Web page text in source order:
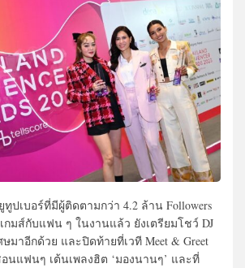
ยูทูปเบอร์ที่มีผู้ติดตามกว่า 4.2 ล้าน Followers
กมส์กับแฟน ๆ ในงานแล้ว ยังเตรียมโชว์ DJ
มาอีกด้วย และปิดท้ายที่เวที Meet & Greet
นแฟนๆ เต้นเพลงฮิต ‘มองนานๆ’ และที่